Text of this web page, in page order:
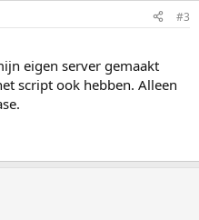
#3
eigen server gemaakt
script ook hebben. Alleen